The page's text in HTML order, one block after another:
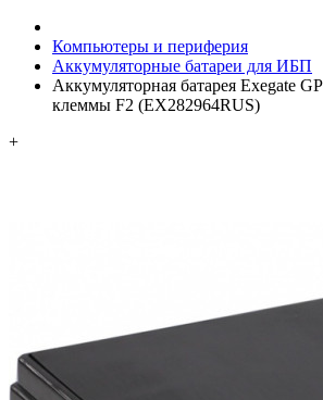
Компьютеры и периферия
Аккумуляторные батареи для ИБП
Аккумуляторная батарея Exegate
клеммы F2 (EX282964RUS)
+